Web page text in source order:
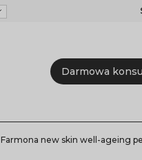
Darmowa
Farmona new skin well-ageing